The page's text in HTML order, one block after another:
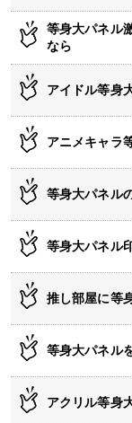
等身大パネル
なら
アイドル等身
アニメキャラ
等身大パネル
等身大パネル
推し部屋に等
等身大パネル
アクリル等身